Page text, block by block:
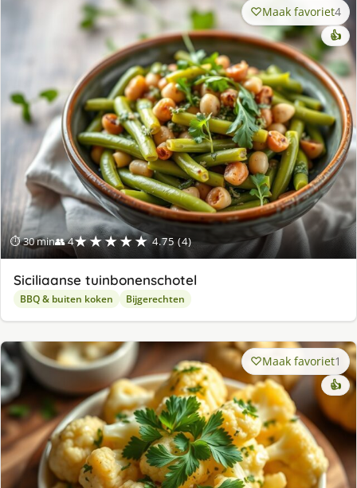
⏱ 30 min👥 4★★★★★ 4.75 (4)
Maak favoriet4
👍
Siciliaanse tuinbonenschotel
BBQ & buiten koken Bijgerechten
Maak favoriet1
👍